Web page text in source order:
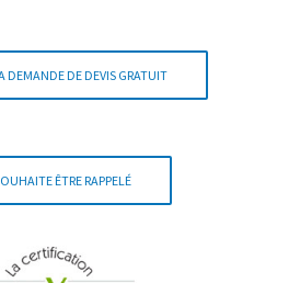
DEMANDE DE DEVIS GRATUIT
ÊTRE RAPPELÉ